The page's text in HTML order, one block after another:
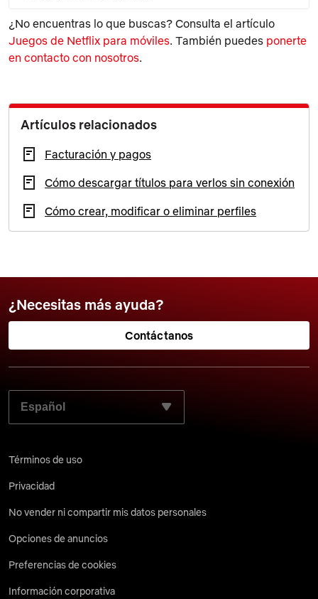
¿No encuentras lo que buscas? Consulta el artículo
Juegos de Netflix para móviles. También puedes ponerte
en contacto con nosotros.
Artículos relacionados
Facturación y pagos
Cómo descargar títulos para verlos sin conexión
Cómo crear, modificar o eliminar perfiles
¿Necesitas más ayuda?
Contáctanos
ELIGE TU IDIOMA PREFERIDO:
Términos de uso
Privacidad
No vender ni compartir mis datos personales
Opciones de anuncios
Preferencias de cookies
Información corporativa